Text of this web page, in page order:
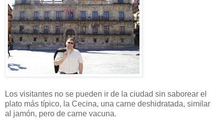
Los visitantes no se pueden ir de la ciudad sin saborear el
plato más típico, la Cecina, una carne deshidratada, similar
al jamón, pero de carne vacuna.